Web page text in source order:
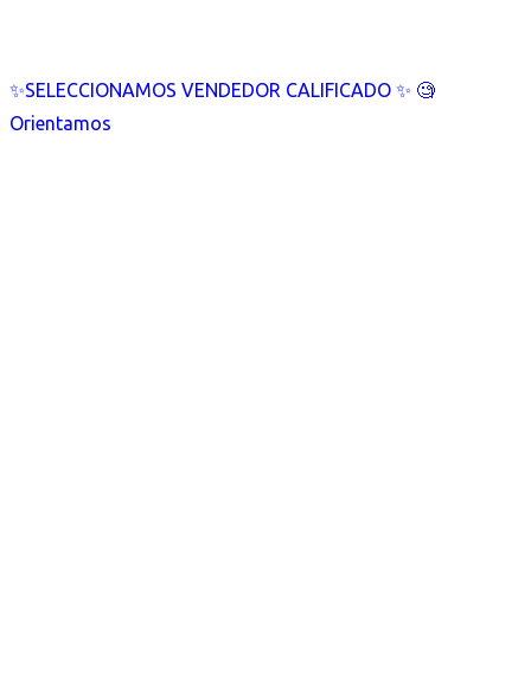
✨SELECCIONAMOS VENDEDOR CALIFICADO ✨ 🧐
Orientamos